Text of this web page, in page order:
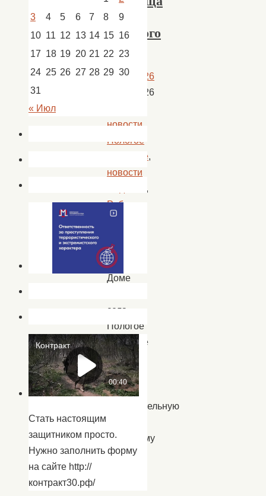
и
Садового
08.07.2026
09.07.2026
новости
Пологое
Займище,
новости
,
Работа
В
Доме
села
Пологое
Займище
для
ребят
провели
познавательную
программу
ко
3
4 5 6 7 8
9
10 11 12 13 14 15 16
17 18 19 20 21 22 23
24 25 26 27 28 29 30
31
« Июл
Стать настоящим
защитником просто.
Нужно заполнить форму
на сайте http://
контракт30.рф/